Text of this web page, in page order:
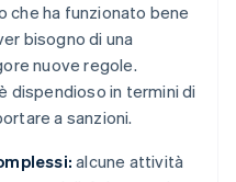
che ha funzionato bene
bisogno di una
nuove regole.
dispendioso in termini di
a sanzioni.
alcune attività